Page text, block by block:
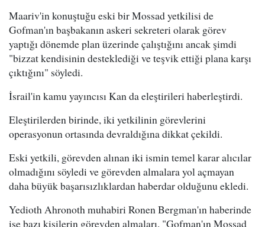
Maariv'in konuştuğu eski bir Mossad yetkilisi de
Gofman'ın başbakanın askeri sekreteri olarak görev
yaptığı dönemde plan üzerinde çalıştığını ancak şimdi
"bizzat kendisinin desteklediği ve teşvik ettiği plana karşı
çıktığını" söyledi.
İsrail'in kamu yayıncısı Kan da eleştirileri haberleştirdi.
Eleştirilerden birinde, iki yetkilinin görevlerini
operasyonun ortasında devraldığına dikkat çekildi.
Eski yetkili, görevden alınan iki ismin temel karar alıcılar
olmadığını söyledi ve görevden almalara yol açmayan
daha büyük başarısızlıklardan haberdar olduğunu ekledi.
Yedioth Ahronoth muhabiri Ronen Bergman'ın haberinde
ise bazı kişilerin görevden almaları, "Gofman'ın Mossad